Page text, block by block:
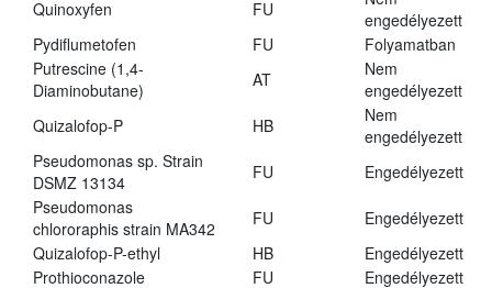
Quinoxyfen FU
engedélyezett
Pydiflumetofen
FU
Folyamatban
Putrescine (1,4-
Diaminobutane)
AT
Nem
engedélyezett
Quizalofop-P
HB
Nem
engedélyezett
Pseudomonas sp. Strain
DSMZ 13134
FU
Engedélyezett
Pseudomonas
chlororaphis strain MA342
FU
Engedélyezett
Quizalofop-P-ethyl
HB
Engedélyezett
Prothioconazole
FU
Engedélyezett